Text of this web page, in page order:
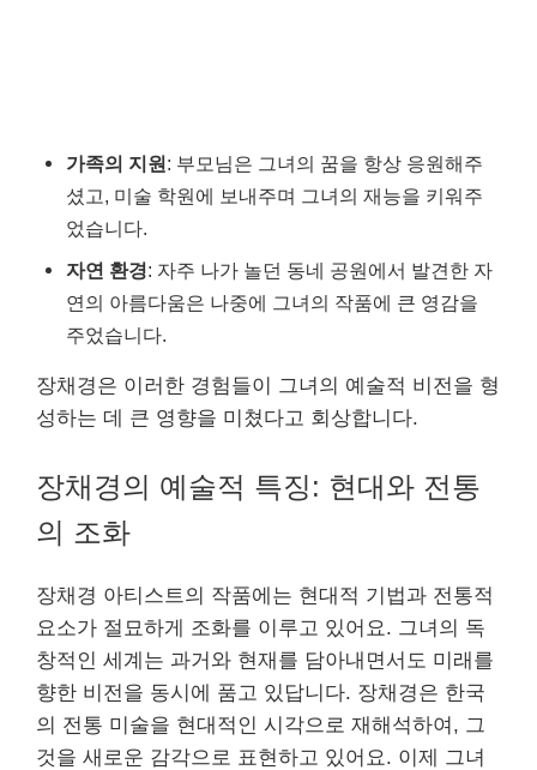
가족의 지원: 부모님은 그녀의 꿈을 항상 응원해주
셨고, 미술 학원에 보내주며 그녀의 재능을 키워주
었습니다.
자연 환경: 자주 나가 놀던 동네 공원에서 발견한 자
연의 아름다움은 나중에 그녀의 작품에 큰 영감을
주었습니다.
장채경은 이러한 경험들이 그녀의 예술적 비전을 형
성하는 데 큰 영향을 미쳤다고 회상합니다.
장채경의 예술적 특징: 현대와 전통
의 조화
장채경 아티스트의 작품에는 현대적 기법과 전통적
요소가 절묘하게 조화를 이루고 있어요. 그녀의 독
창적인 세계는 과거와 현재를 담아내면서도 미래를
향한 비전을 동시에 품고 있답니다. 장채경은 한국
의 전통 미술을 현대적인 시각으로 재해석하여, 그
것을 새로운 감각으로 표현하고 있어요. 이제 그녀